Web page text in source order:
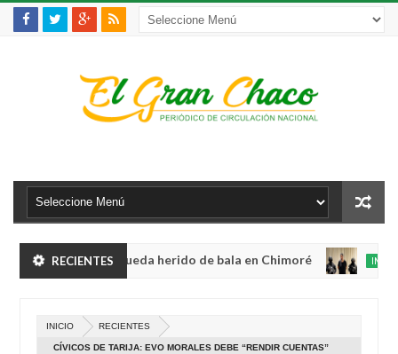
RECIENTES
robo y queda herido de bala en Chimoré
robo y queda herido de bala en Chimoré
INICIO RECIENTES
CÍVICOS DE TARIJA: EVO MORALES DEBE “RENDIR CUENTAS”